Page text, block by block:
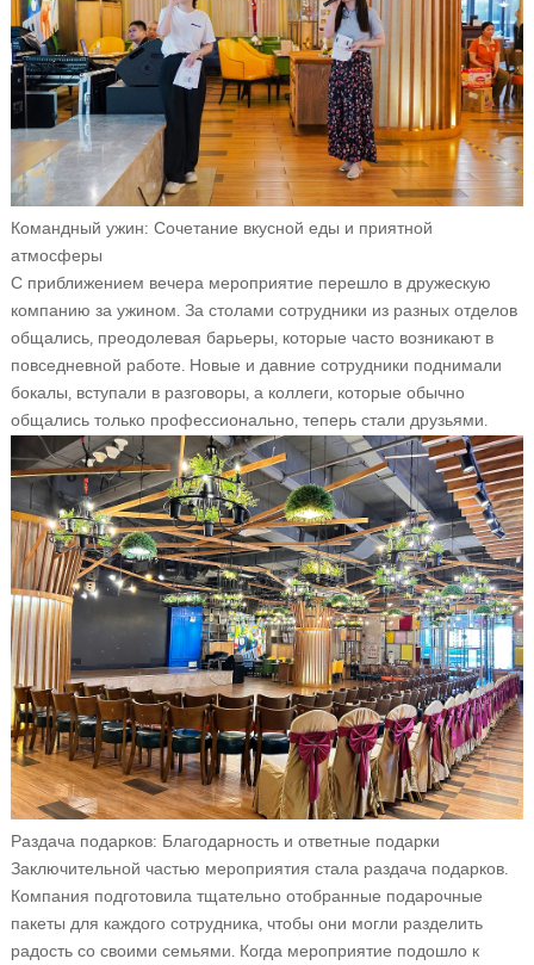
Командный ужин: Сочетание вкусной еды и приятной
атмосферы
С приближением вечера мероприятие перешло в дружескую
компанию за ужином. За столами сотрудники из разных отделов
общались, преодолевая барьеры, которые часто возникают в
повседневной работе. Новые и давние сотрудники поднимали
бокалы, вступали в разговоры, а коллеги, которые обычно
общались только профессионально, теперь стали друзьями.
Раздача подарков: Благодарность и ответные подарки
Заключительной частью мероприятия стала раздача подарков.
Компания подготовила тщательно отобранные подарочные
пакеты для каждого сотрудника, чтобы они могли разделить
радость со своими семьями. Когда мероприятие подошло к